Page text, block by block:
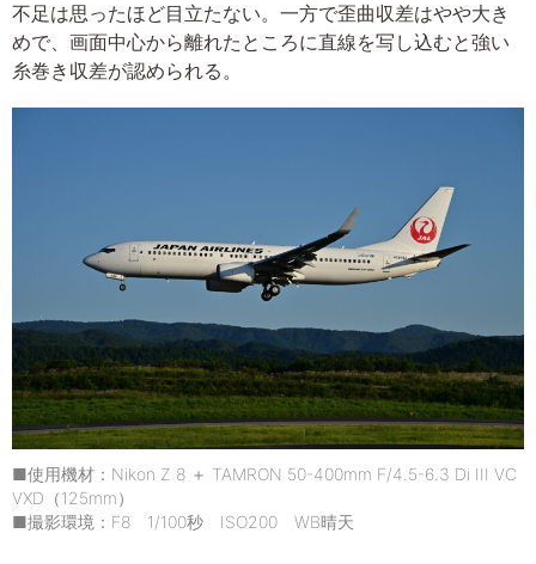
不足は思ったほど目立たない。一方で歪曲収差はやや大き
めで、画面中心から離れたところに直線を写し込むと強い
糸巻き収差が認められる。
■使用機材：Nikon Z 8 ＋ TAMRON 50-400mm F/4.5-6.3 Di III VC
VXD（125mm）
■撮影環境：F8 1/100秒 ISO200 WB晴天